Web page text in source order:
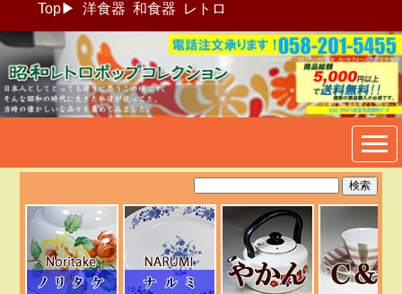
Top▶ 洋食器 和食器 レトロ
昭和レトロポップ食器生活雑
貨通販＠フリマート